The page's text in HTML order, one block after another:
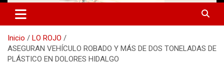
Inicio
LO ROJO
ASEGURAN VEHÍCULO ROBADO Y MÁS DE DOS TONELADAS DE
PLÁSTICO EN DOLORES HIDALGO